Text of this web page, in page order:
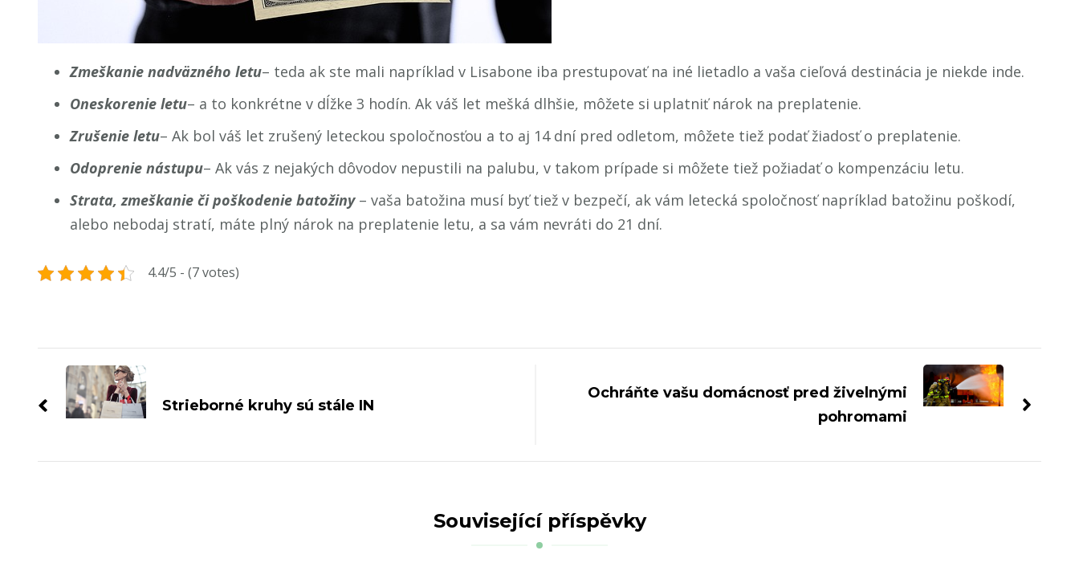
Zmeškanie nadväzného letu– teda ak ste mali napríklad v Lisabone iba prestupovať na iné lietadlo a vaša cieľová destinácia je niekde inde.
Oneskorenie letu– a to konkrétne v dĺžke 3 hodín. Ak váš let mešká dlhšie, môžete si uplatniť nárok na preplatenie.
Zrušenie letu– Ak bol váš let zrušený leteckou spoločnosťou a to aj 14 dní pred odletom, môžete tiež podať žiadosť o preplatenie.
Odoprenie nástupu– Ak vás z nejakých dôvodov nepustili na palubu, v takom prípade si môžete tiež požiadať o kompenzáciu letu.
Strata, zmeškanie či poškodenie batožiny – vaša batožina musí byť tiež v bezpečí, ak vám letecká spoločnosť napríklad batožinu poškodí,
alebo nebodaj stratí, máte plný nárok na preplatenie letu, a sa vám nevráti do 21 dní.
4.4/5 - (7 votes)
Navigace
příspěvkuStrieborné kruhy sú stále IN
Ochráňte vašu domácnosť pred živelnými
pohromami
Související příspěvky